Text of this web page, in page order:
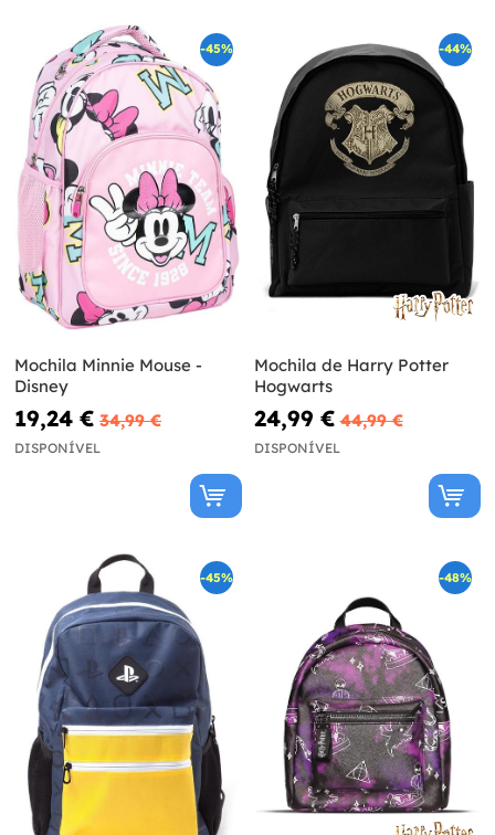
-45%
Mochila Minnie Mouse -
Disney
19,24 € 34,99 €
DISPONÍVEL
-44%
Mochila de Harry Potter
Hogwarts
24,99 € 44,99 €
DISPONÍVEL
-45% -48%